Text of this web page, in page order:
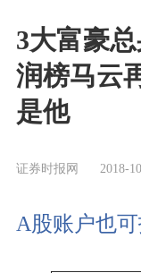
3大富豪总
润榜马云
是他
证券时报网 2018-
A股账户也可